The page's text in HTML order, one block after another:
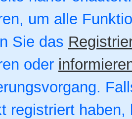
um alle
Sie das
oder
registriert